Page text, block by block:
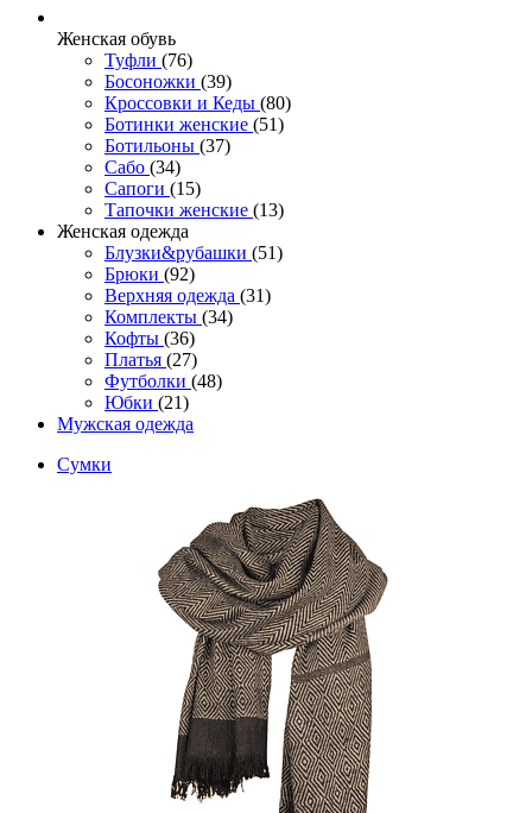
Женcкая обувь
Туфли (76)
Босоножки (39)
Кроссовки и Кеды (80)
Ботинки женские (51)
Ботильоны (37)
Сабо (34)
Сапоги (15)
Тапочки женские (13)
Женская одежда
Блузки&рубашки (51)
Брюки (92)
Верхняя одежда (31)
Комплекты (34)
Кофты (36)
Платья (27)
Футболки (48)
Юбки (21)
Мужская одежда
Сумки